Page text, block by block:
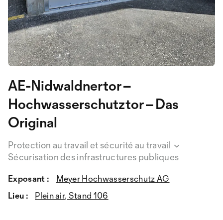
AE-Nidwaldnertor –
Hochwasserschutztor – Das
Original
Protection au travail et sécurité au travail
Sécurisation des infrastructures publiques
Exposant :
Meyer Hochwasserschutz AG
Lieu :
Plein air, Stand 106